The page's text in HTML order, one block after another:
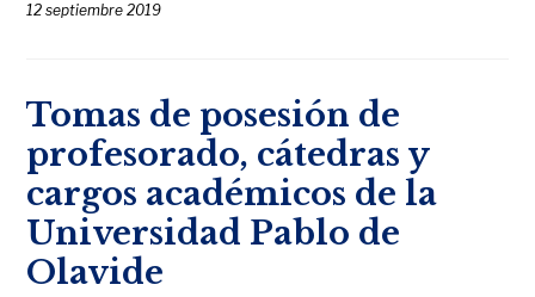
12 septiembre 2019
Tomas de posesión de
profesorado, cátedras y
cargos académicos de la
Universidad Pablo de
Olavide